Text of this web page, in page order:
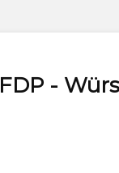
FDP -